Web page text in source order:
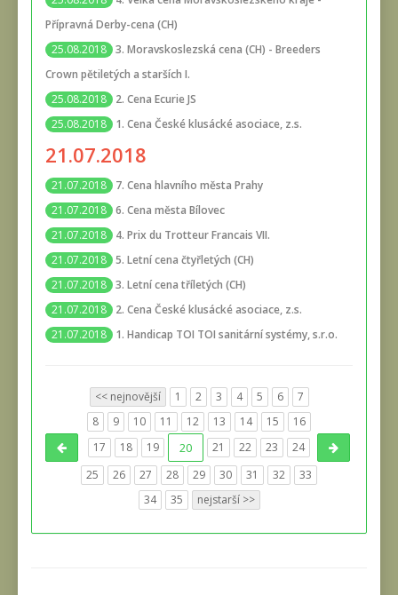
Přípravná Derby-cena (CH)
25.08.2018 3. Moravskoslezská cena (CH) - Breeders
Crown pětiletých a starších I.
25.08.2018
2. Cena Ecurie JS
25.08.2018
1. Cena České klusácké asociace, z.s.
21.07.2018
21.07.2018
7. Cena hlavního města Prahy
21.07.2018 6. Cena města Bílovec
21.07.2018
4. Prix du Trotteur Francais VII.
21.07.2018 5. Letní cena čtyřletých (CH)
21.07.2018 3. Letní cena tříletých (CH)
21.07.2018
2. Cena České klusácké asociace, z.s.
21.07.2018
1. Handicap TOI TOI sanitární systémy, s.r.o.
<< nejnovější 1 2 3 4 5 6
7
8
9 10 11 12 13 14 15
16
17
18 19 20 21 22 23
24
25
26 27 28 29 30 31 32
33
34
35 nejstarší >>